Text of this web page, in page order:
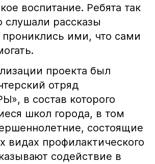
воспитание. Ребята так
слушали рассказы
прониклись ими, что сами
проекта был
отряд
в состав которого
школ города, в том
состоящие
видах профилактического
содействие в